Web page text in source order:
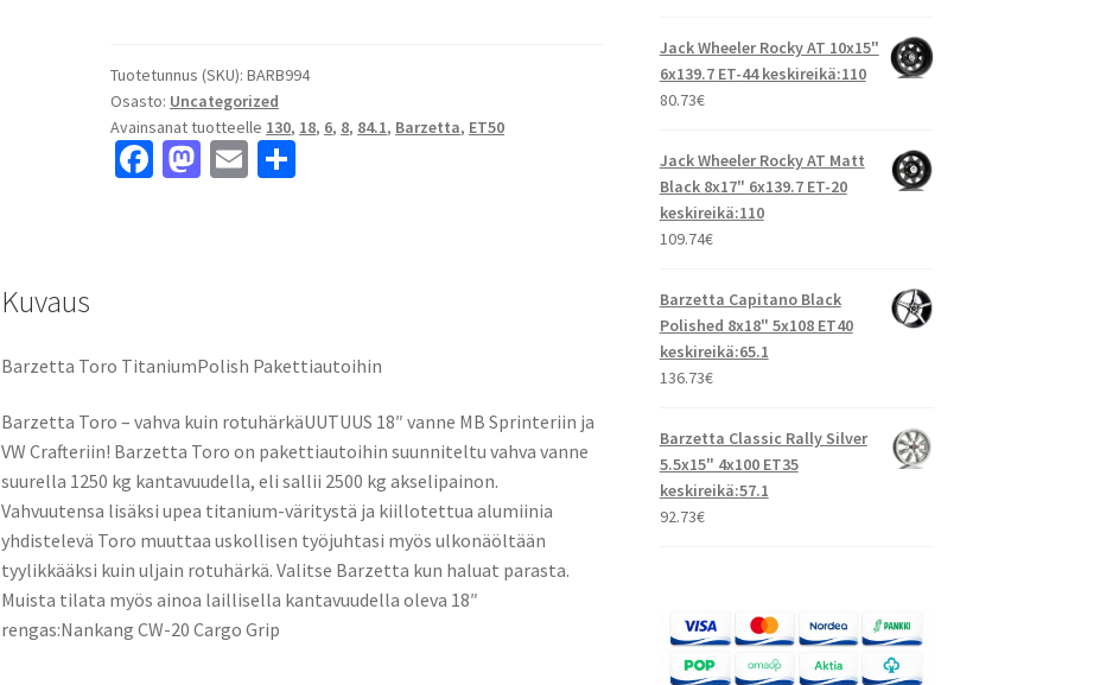
8x18"
6x130
ET50
keskireikä:84.1
Tuotetunnus (SKU):BARB994
Osasto: Uncategorized
Avainsanat tuotteelle 130, 18, 6, 8, 84.1, Barzetta, ET50
Fa
k
M
n
E
Kuvaus
Barzetta Toro TitaniumPolish Pakettiautoihin
Barzetta Toro – vahva kuin rotuhärkäUUTUUS 18″ vanne MB Sprinteriin ja
VW Crafteriin! Barzetta Toro on pakettiautoihin suunniteltu vahva vanne
suurella 1250 kg kantavuudella, eli sallii 2500 kg akselipainon.
Vahvuutensa lisäksi upea titanium-väritystä ja kiillotettua alumiinia
yhdistelevä Toro muuttaa uskollisen työjuhtasi myös ulkonäöltään
tyylikkääksi kuin uljain rotuhärkä. Valitse Barzetta kun haluat parasta.
Muista tilata myös ainoa laillisella kantavuudella oleva 18″
rengas:Nankang CW-20 Cargo Grip
Jack Wheeler Rocky AT 10x15"
6x139.7 ET-44 keskireikä:110
80.73€
Jack Wheeler Rocky AT Matt
Black 8x17" 6x139.7 ET-20
keskireikä:110
109.74€
Barzetta Capitano Black
Polished 8x18" 5x108 ET40
keskireikä:65.1
136.73€
Barzetta Classic Rally Silver
5.5x15" 4x100 ET35
keskireikä:57.1
92.73€